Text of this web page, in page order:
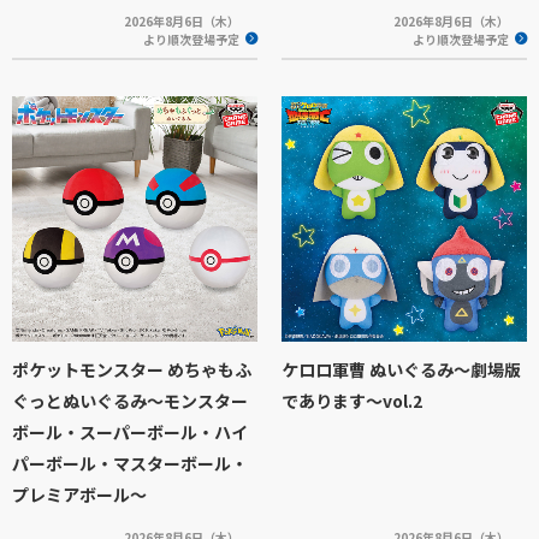
2026年8月6日（木）
より順次登場予定
2026年8月6日（木）
より順次登場予定
ポケットモンスター めちゃもふ
ぐっとぬいぐるみ～モンスター
ボール・スーパーボール・ハイ
パーボール・マスターボール・
プレミアボール～
ケロロ軍曹 ぬいぐるみ～劇場版
であります～vol.2